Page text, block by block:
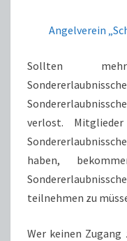
Angelverein
Sollten
verlost.
haben,
teilnehmen zu
Wer keinen